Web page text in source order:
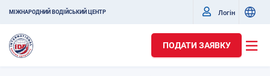
МІЖНАРОДНИЙ ВОДІЙСЬКИЙ ЦЕНТР Логін
ПОДАТИ ЗАЯВКУ